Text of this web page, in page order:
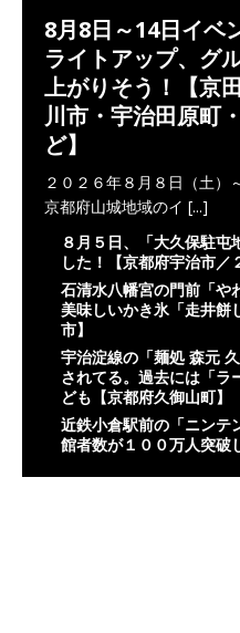
8月8日～14日イベ
ライトアップ、グ
上がりそう！【京
川市・宇治田原町
ど】
２０２６年８月８日（土）
京都府山城地域のイ [...]
８月５日、「大久保駐屯
した！【京都府宇治市／
石清水八幡宮の門前「や
美味しいかき氷「走井餅
市】
宇治淀線の「麺処 森元
されてる。過去には「ラ
ども【京都府久御山町】
近鉄小倉駅前の「ニンテ
館者数が１００万人突破